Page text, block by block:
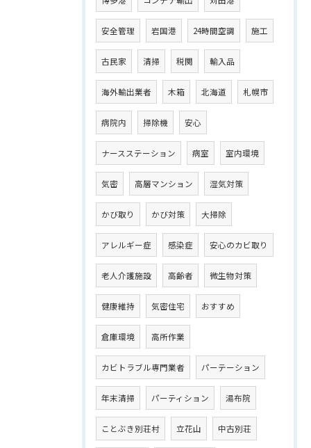
安全管理 岩国港 24時間空調 施工
古民家 清掃 税関 輸入品
海外輸出業者 木箱 北海道 札幌市
病院内 掃除機 安心
ナースステーション 病室 室内環境
気密 高層マンション 湿気対策
かび取り かび対策 大掃除
アレルギー症 感染症 安心のカビ取り
老人介護施設 高齢者 微生物対策
健康維持 気密住宅 おすすめ
倉庫環境 高所作業
カビトラブル専門業者 パーテーション
年末清掃 パーティション 湯布院
ことぶき別荘村 立花山 中古別荘